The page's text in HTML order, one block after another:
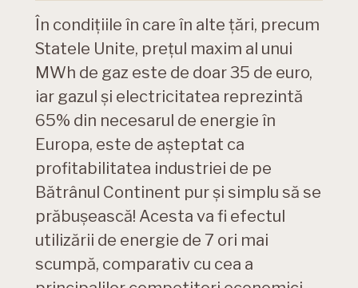
În condițiile în care în alte țări, precum
Statele Unite, prețul maxim al unui
MWh de gaz este de doar 35 de euro,
iar gazul și electricitatea reprezintă
65% din necesarul de energie în
Europa, este de așteptat ca
profitabilitatea industriei de pe
Bătrânul Continent pur și simplu să se
prăbușească! Acesta va fi efectul
utilizării de energie de 7 ori mai
scumpă, comparativ cu cea a